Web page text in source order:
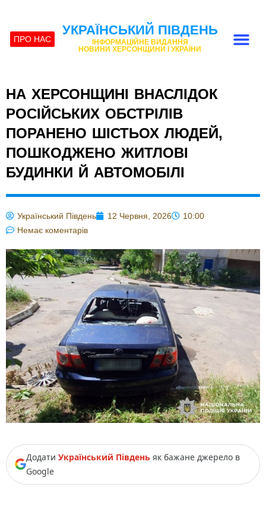
ПРО НАС
УКРАЇНСЬКИЙ ПІВДЕНЬ
ІНФОРМАЦІЙНЕ ВИДАННЯ
НОВИНИ ХЕРСОНЩИНИ І УКРАЇНИ
НА ХЕРСОНЩИНІ ВНАСЛІДОК
РОСІЙСЬКИХ ОБСТРІЛІВ
ПОРАНЕНО ШІСТЬОХ ЛЮДЕЙ,
ПОШКОДЖЕНО ЖИТЛОВІ
БУДИНКИ Й АВТОМОБІЛІ
Український Південь 12 Червня, 2026
10:00
Немає коментарів
Додати Український Південь як бажане джерело в
Google